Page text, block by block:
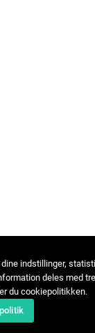
indstillinger,
deles med
du cookiepolitikken.